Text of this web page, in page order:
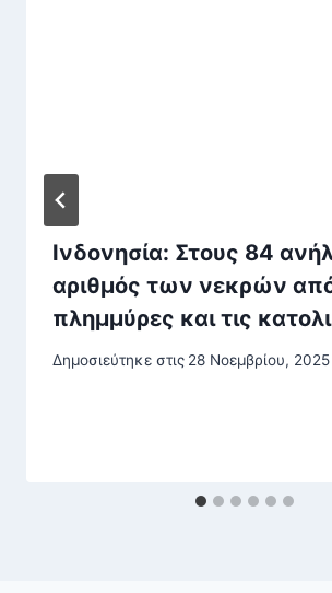
Ινδονησία: Στους 84
αριθμός των νεκρών από
πλημμύρες και τις
Δημοσιεύτηκε στις 28 Νοεμβρίου, 2025